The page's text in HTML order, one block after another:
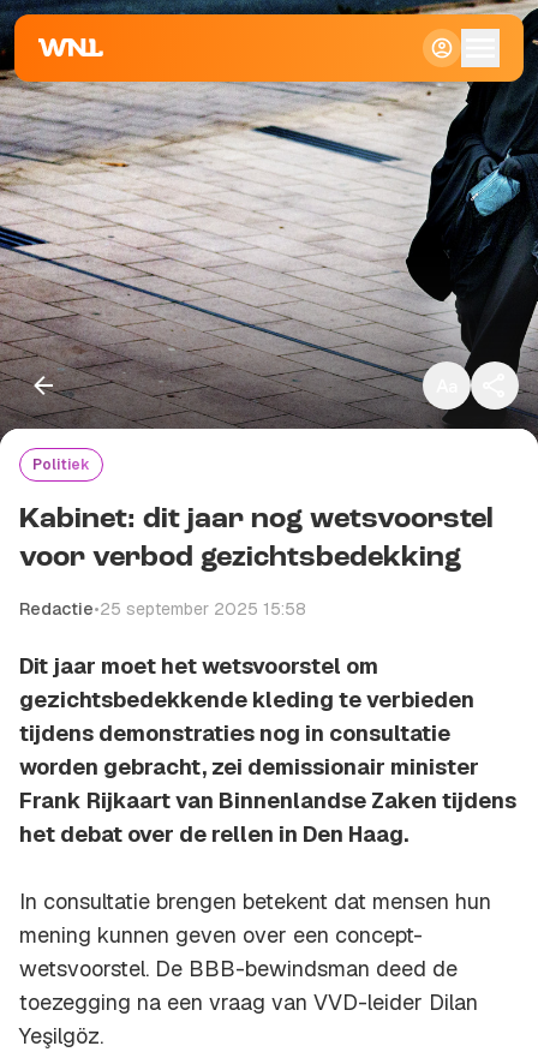
Klein
Standaard
Groot
Politiek
Kabinet: dit jaar nog wetsvoorstel
voor verbod gezichtsbedekking
Redactie•25 september 2025 15:58
Dit jaar moet het wetsvoorstel om
gezichtsbedekkende kleding te verbieden
tijdens demonstraties nog in consultatie
worden gebracht, zei demissionair minister
Frank Rijkaart van Binnenlandse Zaken tijdens
het debat over de rellen in Den Haag.
In consultatie brengen betekent dat mensen hun
mening kunnen geven over een concept-
wetsvoorstel. De BBB-bewindsman deed de
toezegging na een vraag van VVD-leider Dilan
Yeşilgöz.